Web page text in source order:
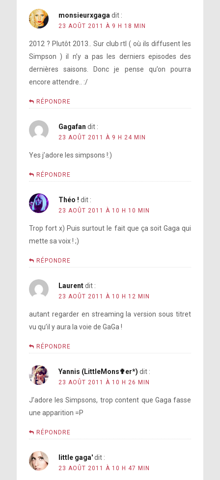
monsieurxgaga dit :
23 AOÛT 2011 À 9 H 18 MIN
2012 ? Plutôt 2013.. Sur club rtl ( où ils diffusent les
Simpson ) il n’y a pas les derniers episodes des
dernières saisons. Donc je pense qu’on pourra
encore attendre.. :/
RÉPONDRE
Gagafan dit :
23 AOÛT 2011 À 9 H 24 MIN
Yes j’adore les simpsons !:)
RÉPONDRE
Théo ! dit :
23 AOÛT 2011 À 10 H 10 MIN
Trop fort x) Puis surtout le fait que ça soit Gaga qui
mette sa voix ! ;)
RÉPONDRE
Laurent dit :
23 AOÛT 2011 À 10 H 12 MIN
autant regarder en streaming la version sous titret
vu qu’il y aura la voie de GaGa !
RÉPONDRE
Yannis (LittleMons✟er*) dit :
23 AOÛT 2011 À 10 H 26 MIN
J’adore les Simpsons, trop content que Gaga fasse
une apparition =P
RÉPONDRE
little gaga' dit :
23 AOÛT 2011 À 10 H 47 MIN